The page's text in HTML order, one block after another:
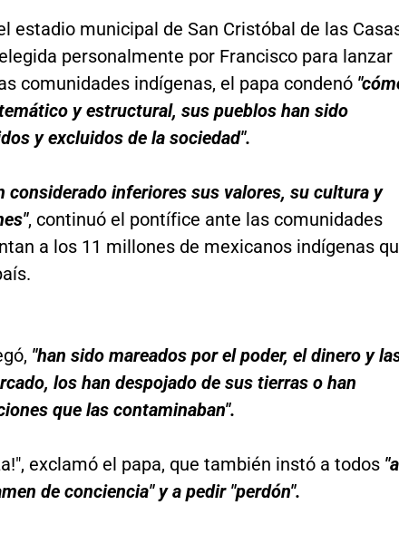
estadio municipal de San Cristóbal de las
personalmente por Francisco para lanzar
comunidades indígenas, el papa condenó
y estructural, sus pueblos han sido
y excluidos de la sociedad".
considerado inferiores sus valores, su cultura y
, continuó el pontífice ante las comunidades
a los 11 millones de mexicanos indígenas
"han sido mareados por el poder, el dinero y
los han despojado de sus tierras o han
que las contaminaban".
exclamó el papa, que también instó a todos "a
de conciencia" y a pedir "perdón".